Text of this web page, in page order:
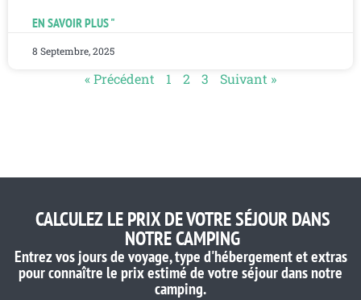
EN SAVOIR PLUS "
8 Septembre, 2025
« Précédent 1 2 3 Suivant »
CALCULEZ LE PRIX DE VOTRE SÉJOUR DANS
NOTRE CAMPING
Entrez vos jours de voyage, type d'hébergement et extras
pour connaître le prix estimé de votre séjour dans notre
camping.